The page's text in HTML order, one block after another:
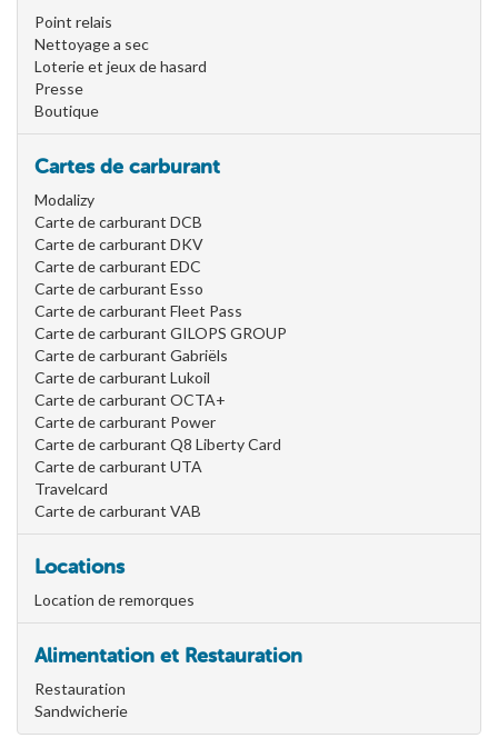
Point relais
Nettoyage a sec
Loterie et jeux de hasard
Presse
Boutique
Cartes de carburant
Modalizy
Carte de carburant DCB
Carte de carburant DKV
Carte de carburant EDC
Carte de carburant Esso
Carte de carburant Fleet Pass
Carte de carburant GILOPS GROUP
Carte de carburant Gabriëls
Carte de carburant Lukoil
Carte de carburant OCTA+
Carte de carburant Power
Carte de carburant Q8 Liberty Card
Carte de carburant UTA
Travelcard
Carte de carburant VAB
Locations
Location de remorques
Alimentation et Restauration
Restauration
Sandwicherie